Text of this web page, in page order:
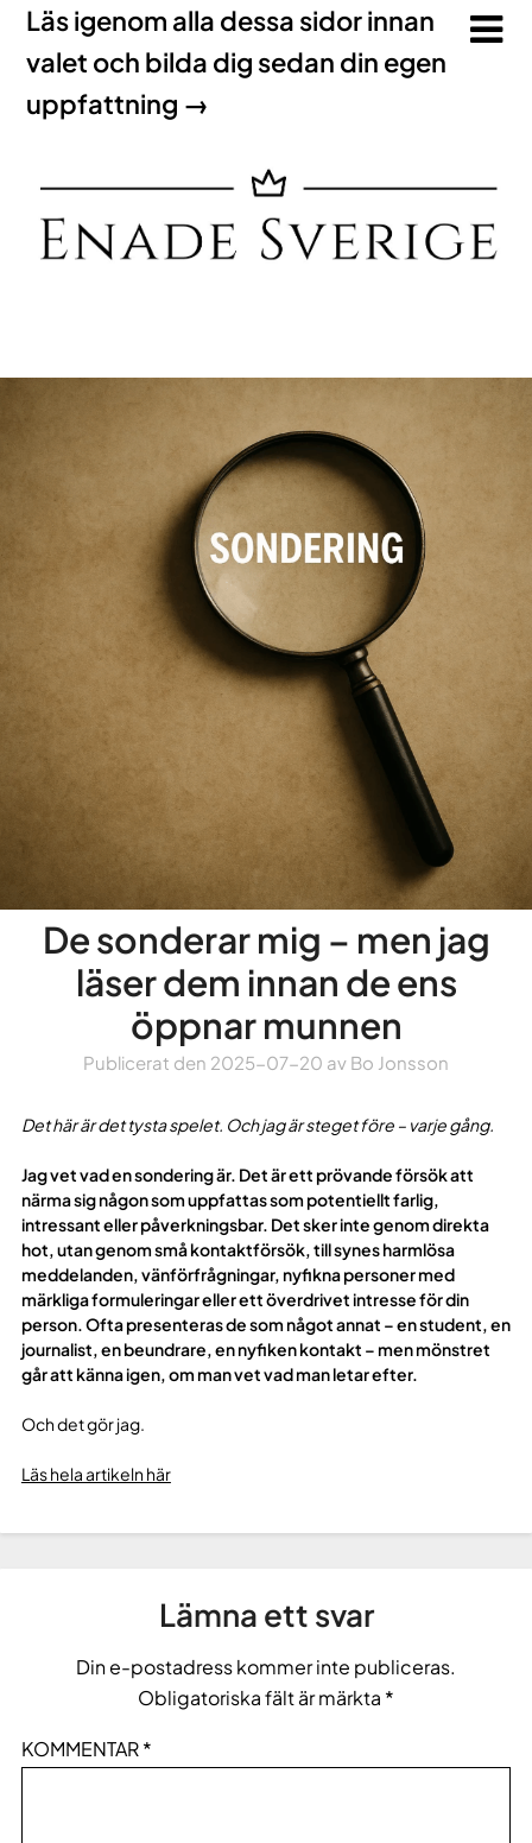
Läs igenom alla dessa sidor innan
valet och bilda dig sedan din egen
uppfattning →
De sonderar mig – men jag
läser dem innan de ens
öppnar munnen
Publicerat den 2025-07-20 av Bo Jonsson
Det här är det tysta spelet. Och jag är steget före – varje gång.
Jag vet vad en sondering är. Det är ett prövande försök att
närma sig någon som uppfattas som potentiellt farlig,
intressant eller påverkningsbar. Det sker inte genom direkta
hot, utan genom små kontaktförsök, till synes harmlösa
meddelanden, vänförfrågningar, nyfikna personer med
märkliga formuleringar eller ett överdrivet intresse för din
person. Ofta presenteras de som något annat – en student, en
journalist, en beundrare, en nyfiken kontakt – men mönstret
går att känna igen, om man vet vad man letar efter.
Och det gör jag.
Läs hela artikeln här
Lämna ett svar
Din e-postadress kommer inte publiceras.
Obligatoriska fält är märkta *
KOMMENTAR*